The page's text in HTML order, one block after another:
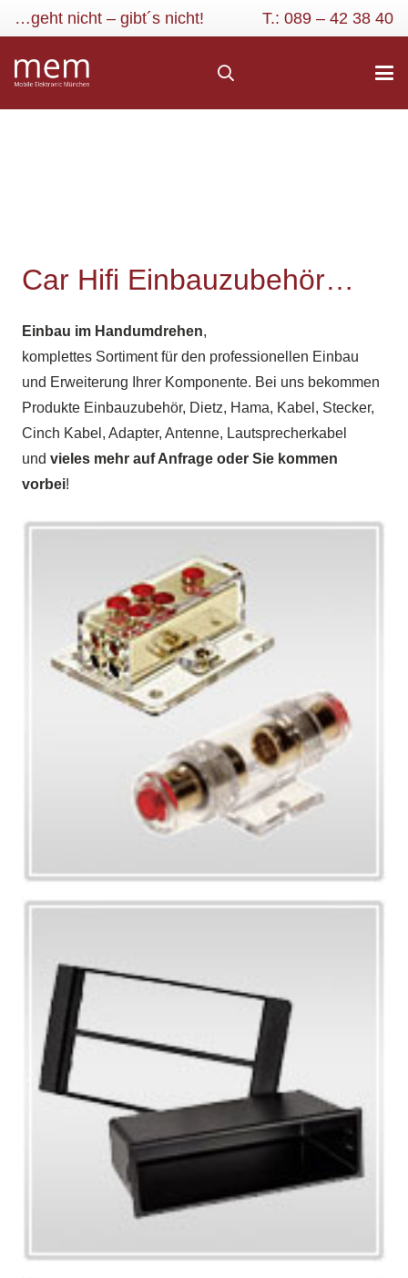
…geht nicht – gibt´s nicht! T.: 089 – 42 38 40
Car Hifi Einbauzubehör…
Einbau im Handumdrehen,
komplettes Sortiment für den professionellen Einbau
und Erweiterung Ihrer Komponente. Bei uns bekommen
Produkte Einbauzubehör, Dietz, Hama, Kabel, Stecker,
Cinch Kabel, Adapter, Antenne, Lautsprecherkabel
und vieles mehr auf Anfrage oder Sie kommen
vorbei!